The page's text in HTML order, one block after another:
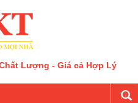
Lượng - Giá cả Hợp Lý